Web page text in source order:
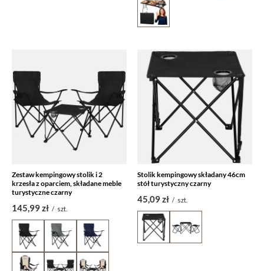
Zestaw kempingowy stolik i 2
krzesła z oparciem, składane meble
turystyczne czarny
145,99 zł / szt.
Stolik kempingowy składany 46cm
stół turystyczny czarny
45,09 zł / szt.